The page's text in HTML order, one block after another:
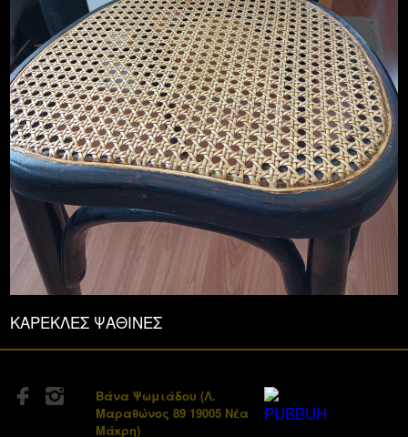
ΚΑΡΕΚΛΕΣ ΨΑΘΙΝΕΣ
Βάνα Ψωμιάδου (Λ.
Μαραθώνος 89 19005 Νέα
Μάκρη)